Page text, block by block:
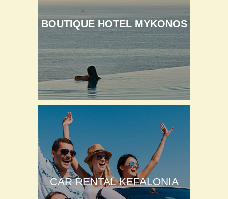
BOUTIQUE HOTEL MYKONOS
CAR RENTAL KEFALONIA